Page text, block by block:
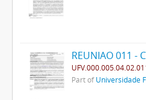
Part ofUniversidade